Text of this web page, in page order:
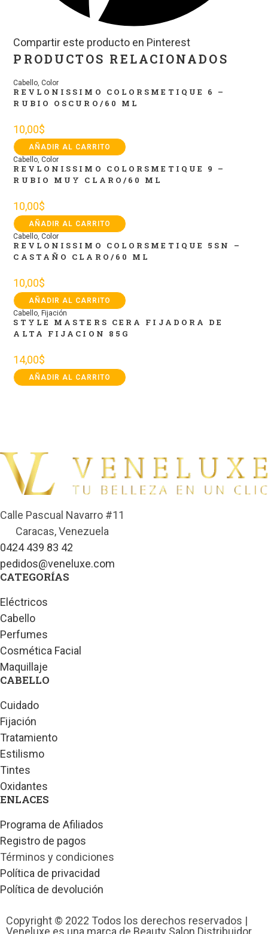
Compartir este producto en Pinterest
PRODUCTOS RELACIONADOS
Cabello ,Color
REVLONISSIMO COLORSMETIQUE 6 –
RUBIO OSCURO/60 ML
10,00$
AÑADIR AL CARRITO
Cabello ,Color
REVLONISSIMO COLORSMETIQUE 9 –
RUBIO MUY CLARO/60 ML
10,00$
AÑADIR AL CARRITO
Cabello ,Color
REVLONISSIMO COLORSMETIQUE 5SN –
CASTAÑO CLARO/60 ML
10,00$
AÑADIR AL CARRITO
Cabello ,Fijación
STYLE MASTERS CERA FIJADORA DE
ALTA FIJACION 85G
14,00$
AÑADIR AL CARRITO
Calle Pascual Navarro #11
Caracas, Venezuela
0424 439 83 42
pedidos@veneluxe.com
CATEGORÍAS
Eléctricos
Cabello
Perfumes
Cosmética Facial
Maquillaje
CABELLO
Cuidado
Fijación
Tratamiento
Estilismo
Tintes
Oxidantes
ENLACES
Programa de Afiliados
Registro de pagos
Términos y condiciones
Política de privacidad
Política de devolución
Copyright © 2022 Todos los derechos reservados |